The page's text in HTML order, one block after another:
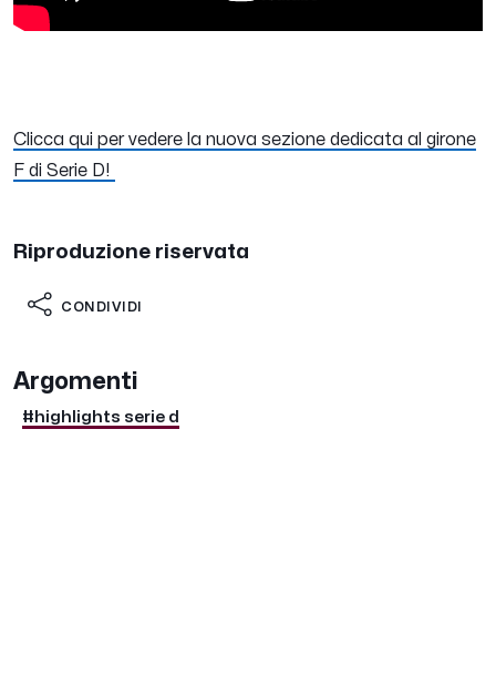
Clicca qui per vedere la nuova sezione dedicata al girone
F di Serie D!
Riproduzione riservata
CONDIVIDI
Argomenti
#highlights serie d